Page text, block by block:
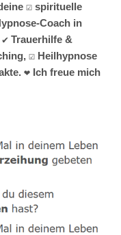
☑️ spirituelle
Coach in
Trauerhilfe &
☑️ Heilhypnose
❤ Ich freue mich